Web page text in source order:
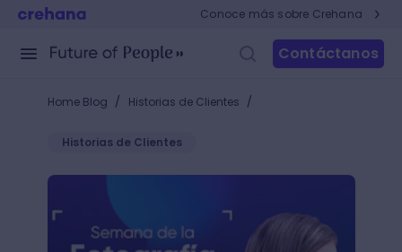
Conoce más sobre Crehana
Contáctanos
Home Blog / Historias de Clientes /
Historias de Clientes
Semana de la Fotografía en Crehana: ¡Premios,